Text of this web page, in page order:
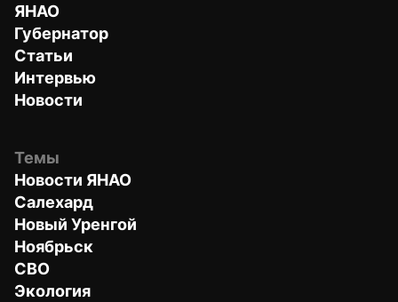
ЯНАО
Губернатор
Статьи
Интервью
Новости
Темы
Новости ЯНАО
Салехард
Новый Уренгой
Ноябрьск
СВО
Экология